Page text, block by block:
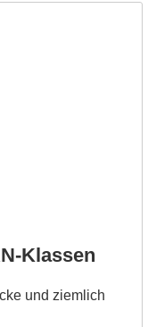
Klassen
und ziemlich